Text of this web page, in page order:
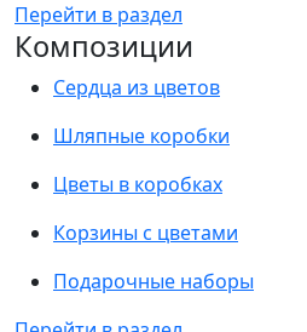
Перейти в раздел
Композиции
Сердца из цветов
Шляпные коробки
Цветы в коробках
Корзины с цветами
Подарочные наборы